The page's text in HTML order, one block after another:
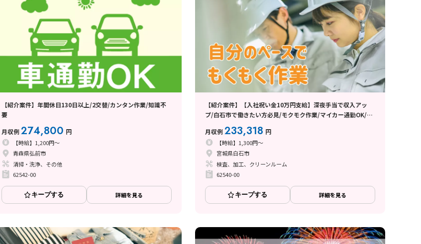
【紹介案件】年間休日130日以上/2交替/カンタン作業/知識不
要
月収例274,800 円
【時給】1,200円～
青森県弘前市
清掃・洗浄、その他
62542-00
キープする 詳細を見る
【紹介案件】【入社祝い金10万円支給】深夜手当で収入アッ
プ/白石市で働きたい方必見/モクモク作業/マイカー通勤OK/重
月収例233,318 円
【時給】1,300円～
宮城県白石市
検査、加工、クリーンルーム
62540-00
キープする 詳細を見る